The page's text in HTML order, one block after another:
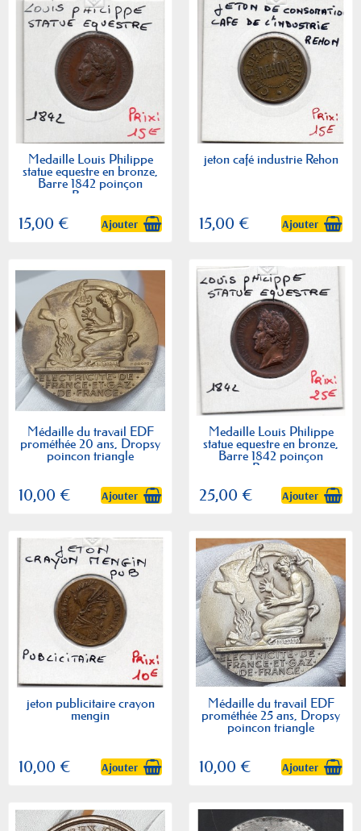
Medaille Louis Philippe
statue equestre en bronze,
Barre 1842 poinçon
Bronze
15,00 € Ajouter
jeton café industrie Rehon
15,00 € Ajouter
Médaille du travail EDF
prométhée 20 ans, Dropsy
poincon triangle
10,00 € Ajouter
Medaille Louis Philippe
statue equestre en bronze,
Barre 1842 poinçon
Bronze
25,00 € Ajouter
jeton publicitaire crayon
mengin
10,00 € Ajouter
Médaille du travail EDF
prométhée 25 ans, Dropsy
poincon triangle
10,00 € Ajouter